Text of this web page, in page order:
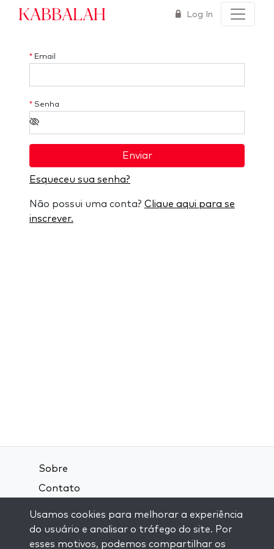
Kabbalah Log In
* Email
* Senha
Enviar
Esqueceu sua senha?
Não possui uma conta? Clique aqui para se
inscrever.
Sobre
Contato
Política de Privacidade
Usamos cookies para melhorar a experiência
do usuário e analisar o tráfego do site. Por
esses motivos, podemos compartilhar os